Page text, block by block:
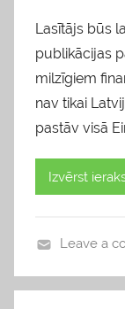
Lasītājs būs
publikācijas
milzīgiem
nav tikai
pastāv visā
Izvērst
l
Leave a